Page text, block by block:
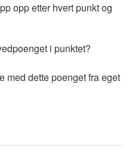
opp etter hvert punkt og
i punktet?
med dette poenget fra eget